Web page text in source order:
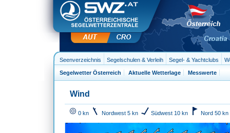
Seenverzeichnis Segelschulen & Verleih Segel- & Yachtclubs
Segelwetter Österreich Aktuelle Wetterlage Messwerte
Wind
0 kn Nordwest 5 kn Südwest 10 kn Nord 50 kn